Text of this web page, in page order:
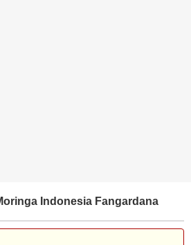
Indonesia Fangardana